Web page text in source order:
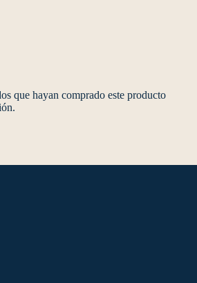
que hayan comprado este producto